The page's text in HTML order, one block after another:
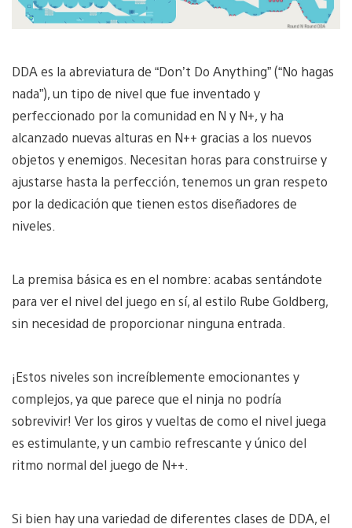
DDA es la abreviatura de “Don’t Do Anything” (“No hagas
nada”), un tipo de nivel que fue inventado y
perfeccionado por la comunidad en N y N+, y ha
alcanzado nuevas alturas en N++ gracias a los nuevos
objetos y enemigos. Necesitan horas para construirse y
ajustarse hasta la perfección, tenemos un gran respeto
por la dedicación que tienen estos diseñadores de
niveles.
La premisa básica es en el nombre: acabas sentándote
para ver el nivel del juego en sí, al estilo Rube Goldberg,
sin necesidad de proporcionar ninguna entrada.
¡Estos niveles son increíblemente emocionantes y
complejos, ya que parece que el ninja no podría
sobrevivir! Ver los giros y vueltas de como el nivel juega
es estimulante, y un cambio refrescante y único del
ritmo normal del juego de N++.
Si bien hay una variedad de diferentes clases de DDA, el